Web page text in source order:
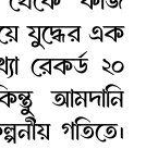
যুদ্ধের এক
রেকর্ড ২০
আমদানি
গতিতে।